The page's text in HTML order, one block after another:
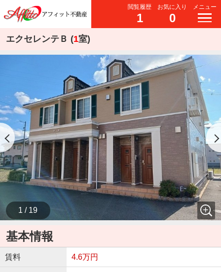
閲覧履歴
1
お気に入り
0
メニュー
エクセレンテＢ (1室)
1 / 19
基本情報
賃料 4.6万円